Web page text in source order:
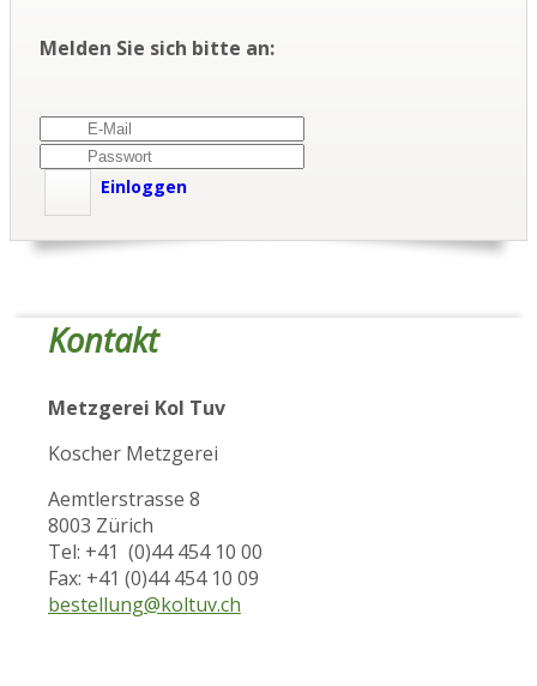
Melden Sie sich bitte an:
Einloggen
Kontakt
Metzgerei Kol Tuv
Koscher Metzgerei
Aemtlerstrasse 8
8003 Zürich
Tel: +41 (0)44 454 10 00
Fax: +41 (0)44 454 10 09
bestellung@koltuv.ch